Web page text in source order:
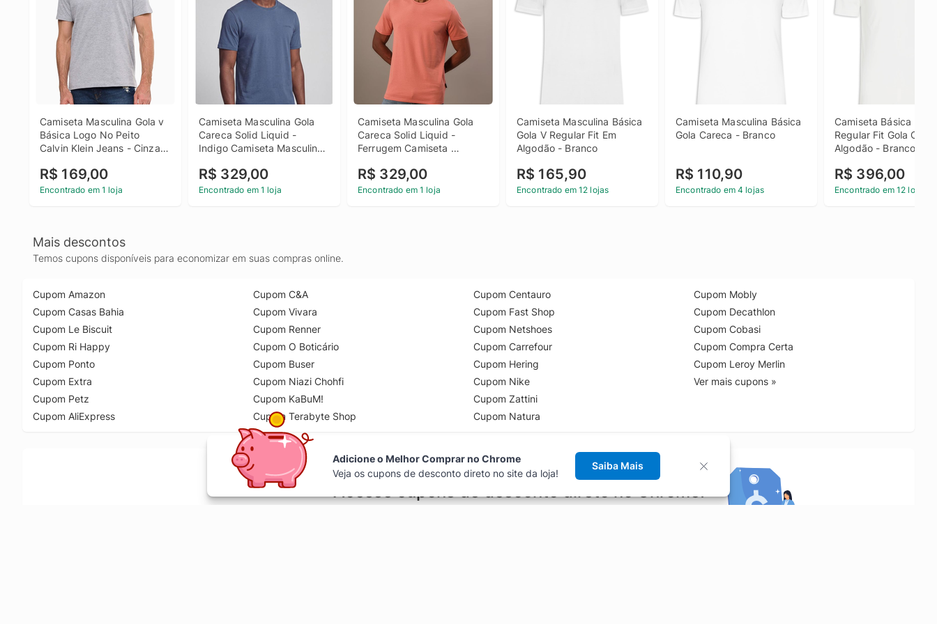
Camiseta Masculina Gola v
Básica Logo No Peito
Calvin Klein Jeans - Cinza
Básica Logo No Peito
Calvin Klein Jeans Cinza m
R$ 169,00
Encontrado em 1 loja
Camiseta Masculina Gola
Careca Solid Liquid -
Indigo Camiseta Masculina
Indigo m
R$ 329,00
Encontrado em 1 loja
Camiseta Masculina Gola
Careca Solid Liquid -
Ferrugem Camiseta
Solid Liquid Ferrugem p
R$ 329,00
Encontrado em 1 loja
Camiseta Masculina Básica
Gola V Regular Fit Em
Algodão - Branco
R$ 165,90
Encontrado em 12 lojas
Camiseta Masculina Básica
Gola Careca - Branco
R$ 110,90
Encontrado em 4 lojas
Camiseta Básica
Regular Fit Gola
Algodão - Branco
R$ 396,00
Encontrado em 12 lojas
Mais descontos
Temos cupons disponíveis para economizar em suas compras online.
Cupom Amazon
Cupom Casas Bahia
Cupom Le Biscuit
Cupom Ri Happy
Cupom Ponto
Cupom Extra
Cupom Petz
Cupom AliExpress
Cupom C&A
Cupom Vivara
Cupom Renner
Cupom O Boticário
Cupom Buser
Cupom Niazi Chohfi
Cupom KaBuM!
Cupom Terabyte Shop
Cupom Centauro
Cupom Fast Shop
Cupom Netshoes
Cupom Carrefour
Cupom Hering
Cupom Nike
Cupom Zattini
Cupom Natura
Cupom Mobly
Cupom Decathlon
Cupom Cobasi
Cupom Compra Certa
Cupom Leroy Merlin
Ver mais cupons »
Acesse cupons de desconto direto no Chrome!
Adicione o Melhor Comprar no Chrome
Veja os cupons de desconto direto no site da loja!
Saiba Mais